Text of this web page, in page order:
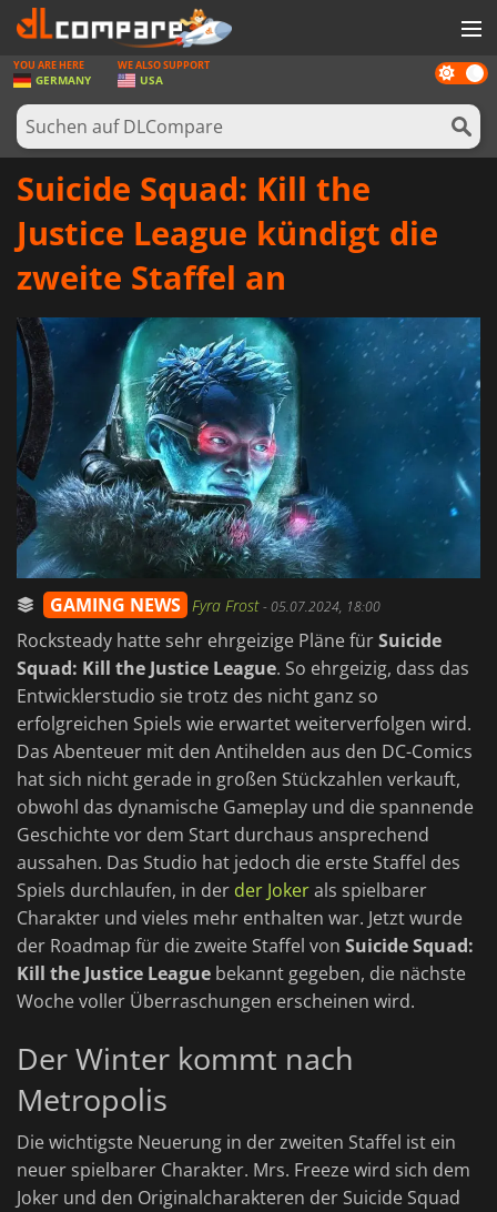
SPIELE
SPIEL KARTEN
SOFTWARE
HARDWARE
ANMELDEN ODER REGISTRIEREN
Dark
mode
YOU ARE HERE
GERMANY
WE ALSO SUPPORT
USA
Suicide Squad: Kill the
Justice League kündigt die
zweite Staffel an
GAMING NEWS Fyra Frost-05.07.2024, 18:00
Rocksteady hatte sehr ehrgeizige Pläne fürSuicide
Squad: Kill the Justice League. So ehrgeizig, dass das
Entwicklerstudio sie trotz des nicht ganz so
erfolgreichen Spiels wie erwartet weiterverfolgen wird.
Das Abenteuer mit den Antihelden aus den DC-Comics
hat sich nicht gerade in großen Stückzahlen verkauft,
obwohl das dynamische Gameplay und die spannende
Geschichte vor dem Start durchaus ansprechend
aussahen. Das Studio hat jedoch die erste Staffel des
Spiels durchlaufen, in der der Jokerals spielbarer
Charakter und vieles mehr enthalten war. Jetzt wurde
der Roadmap für die zweite Staffel von Suicide Squad:
Kill the Justice League bekannt gegeben, die nächste
Woche voller Überraschungen erscheinen wird.
Der Winter kommt nach
Metropolis
Die wichtigste Neuerung in der zweiten Staffel ist ein
neuer spielbarer Charakter. Mrs. Freeze wird sich dem
Joker und den Originalcharakteren der Suicide Squad